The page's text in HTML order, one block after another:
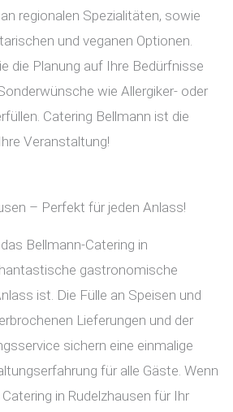
regionalen Spezialitäten, sowie
und veganen Optionen.
die Planung auf Ihre Bedürfnisse
wie Allergiker- oder
Catering Bellmann ist die
Veranstaltung!
– Perfekt für jeden Anlass!
Bellmann-Catering in
gastronomische
ist. Die Fülle an Speisen und
Lieferungen und der
sichern eine einmalige
für alle Gäste. Wenn
in Rudelzhausen für Ihr